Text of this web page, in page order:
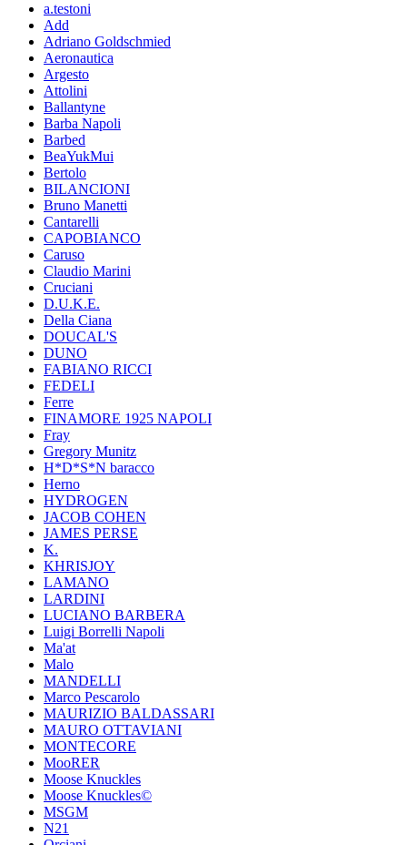
a.testoni
Add
Adriano Goldschmied
Aeronautica
Argesto
Attolini
Ballantyne
Barba Napoli
Barbed
BeaYukMui
Bertolo
BILANCIONI
Bruno Manetti
Cantarelli
CAPOBIANCO
Caruso
Claudio Marini
Cruciani
D.U.K.E.
Della Ciana
DOUCAL'S
DUNO
FABIANO RICCI
FEDELI
Ferre
FINAMORE 1925 NAPOLI
Fray
Gregory Munitz
H*D*S*N baracco
Herno
HYDROGEN
JACOB COHEN
JAMES PERSE
K.
KHRISJOY
LAMANO
LARDINI
LUCIANO BARBERA
Luigi Borrelli Napoli
Ma'at
Malo
MANDELLI
Marco Pescarolo
MAURIZIO BALDASSARI
MAURO OTTAVIANI
MONTECORE
MooRER
Moose Knuckles
Moose Knuckles©️
MSGM
N21